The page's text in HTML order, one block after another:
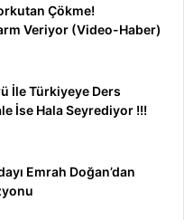
Çökme!
Veriyor (Video-Haber)
İle Türkiyeye Ders
İse Hala Seyrediyor !!!
Emrah Doğan’dan